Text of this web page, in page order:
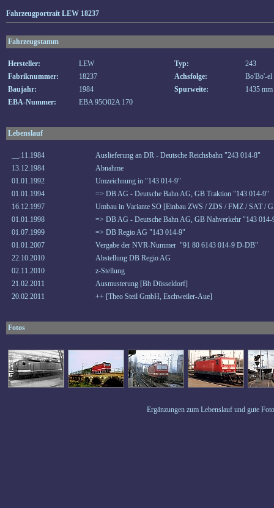
Fahrzeugportrait LEW 18237
Fahrzeugstamm
Hersteller: LEW Typ:
243
Fabriknummer:
18237 Achsfolge:
Bo'Bo'-el
Baujahr:
1984 Spurweite:
1435 mm
EBA-Nummer:
EBA 95O02A 170
Lebenslauf
__.11.1984
Auslieferung an DR - Deutsche Reichsbahn "243 014-8"
13.12.1984
Abnahme
01.01.1992
Umzeichnung in "143 014-9"
01.01.1994
=> DB AG - Deutsche Bahn AG, GB Traktion "143 014-9"
16.12.1997
Umbau in Variante SO [Einbau ZWS / ZDS / FMZ / SAT /
01.01.1998
=> DB AG - Deutsche Bahn AG, GB Nahverkehr "143 014-
01.07.1999
=> DB Regio AG "143 014-9"
01.01.2007
Vergabe der NVR-Nummer "91 80 6143 014-9 D-DB"
22.10.2010
Abstellung DB Regio AG
02.11.2010
z-Stellung
21.02.2011
Ausmusterung [Bh Düsseldorf]
20.02.2011
++ [Theo Steil GmbH, Eschweiler-Aue]
Fotos
Ergänzungen zum Lebenslauf und gute